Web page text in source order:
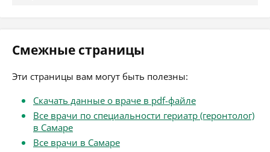
Смежные страницы
Эти страницы вам могут быть полезны:
Скачать данные о враче в pdf-файле
Все врачи по специальности гериатр (геронтолог)
в Самаре
Все врачи в Самаре